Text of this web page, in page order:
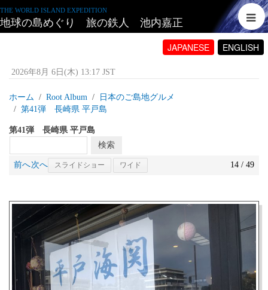
THE WORLD ISLAND EXPEDITION
地球の島めぐり 旅の鉄人 池内嘉正
JAPANESE ENGLISH
2026年8月 6日(木) 13:17 JST
ホーム Root Album
日本のご島地グルメ
第41弾 長崎県 平戸島
第41弾 長崎県 平戸島
前へ次へ スライドショー ワイド 14 / 49